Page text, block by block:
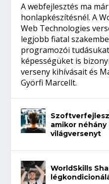
A webfejlesztés ma
honlapkészítésnél. A
Web Technologies
legjobb fiatal
programozói
képességüket is
verseny kihívásait és
Györfi Marcellt.
amikor
világversenyt
WorldSkills